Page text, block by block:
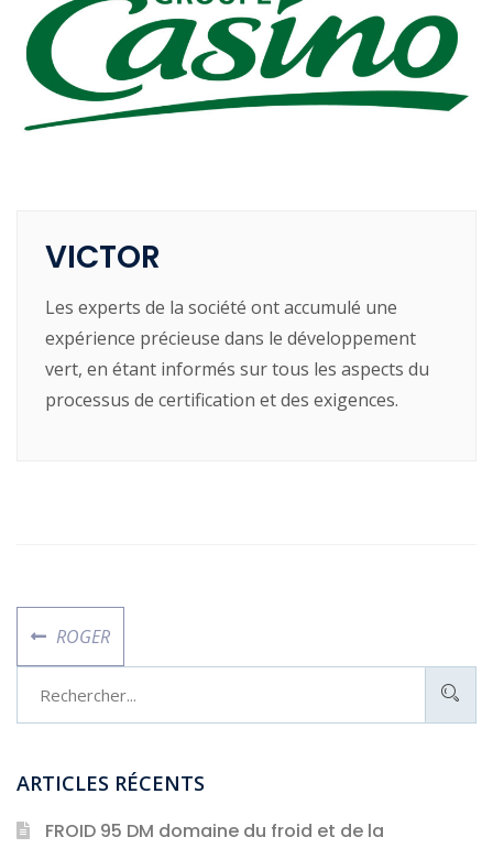
VICTOR
Les experts de la société ont accumulé une
expérience précieuse dans le développement
vert, en étant informés sur tous les aspects du
processus de certification et des exigences.
ROGER
ARTICLES RÉCENTS
FROID 95 DM domaine du froid et de la